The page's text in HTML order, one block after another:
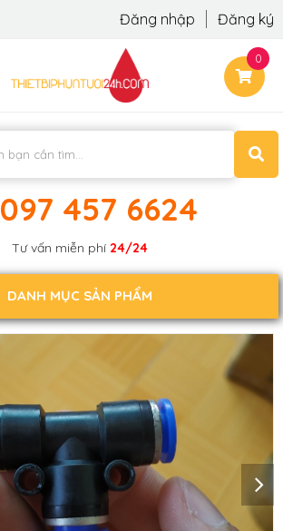
Đăng nhập Đăng ký
097 457 6624
Tư vấn miễn phí 24/24
DANH MỤC SẢN PHẨM
0